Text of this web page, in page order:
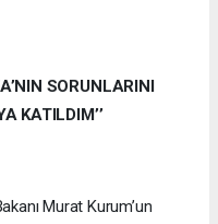
SORUNLARINI
KATILDIM’’
Murat Kurum’un